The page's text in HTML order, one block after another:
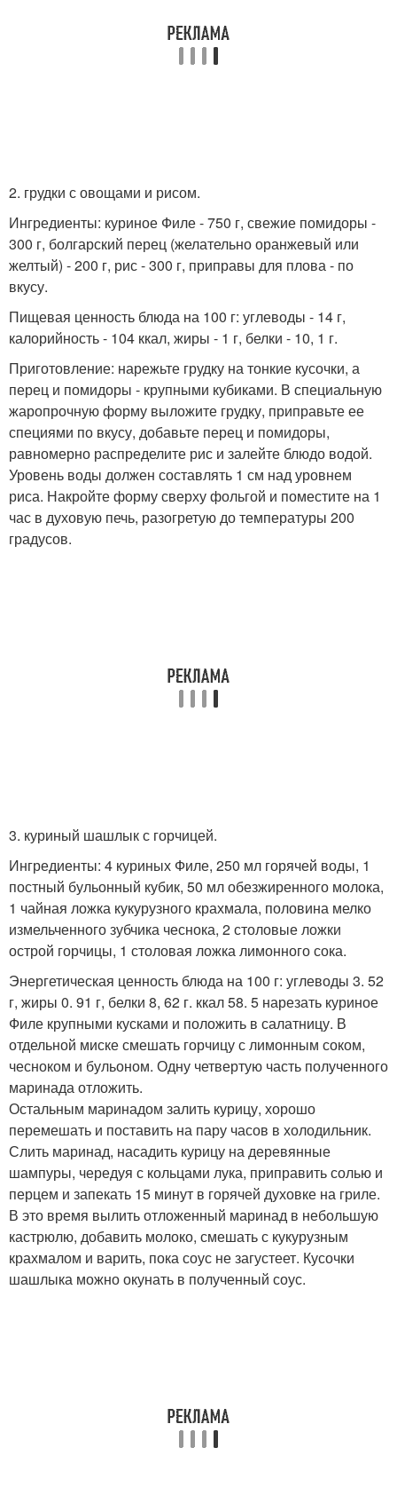
2. грудки с овощами и рисом.
Ингредиенты: куриное Филе - 750 г, свежие помидоры -
300 г, болгарский перец (желательно оранжевый или
желтый) - 200 г, рис - 300 г, приправы для плова - по
вкусу.
Пищевая ценность блюда на 100 г: углеводы - 14 г,
калорийность - 104 ккал, жиры - 1 г, белки - 10, 1 г.
Приготовление: нарежьте грудку на тонкие кусочки, а
перец и помидоры - крупными кубиками. В специальную
жаропрочную форму выложите грудку, приправьте ее
специями по вкусу, добавьте перец и помидоры,
равномерно распределите рис и залейте блюдо водой.
Уровень воды должен составлять 1 см над уровнем
риса. Накройте форму сверху фольгой и поместите на 1
час в духовую печь, разогретую до температуры 200
градусов.
3. куриный шашлык с горчицей.
Ингредиенты: 4 куриных Филе, 250 мл горячей воды, 1
постный бульонный кубик, 50 мл обезжиренного молока,
1 чайная ложка кукурузного крахмала, половина мелко
измельченного зубчика чеснока, 2 столовые ложки
острой горчицы, 1 столовая ложка лимонного сока.
Энергетическая ценность блюда на 100 г: углеводы 3. 52
г, жиры 0. 91 г, белки 8, 62 г. ккал 58. 5 нарезать куриное
Филе крупными кусками и положить в салатницу. В
отдельной миске смешать горчицу с лимонным соком,
чесноком и бульоном. Одну четвертую часть полученного
маринада отложить.
Остальным маринадом залить курицу, хорошо
перемешать и поставить на пару часов в холодильник.
Слить маринад, насадить курицу на деревянные
шампуры, чередуя с кольцами лука, приправить солью и
перцем и запекать 15 минут в горячей духовке на гриле.
В это время вылить отложенный маринад в небольшую
кастрюлю, добавить молоко, смешать с кукурузным
крахмалом и варить, пока соус не загустеет. Кусочки
шашлыка можно окунать в полученный соус.